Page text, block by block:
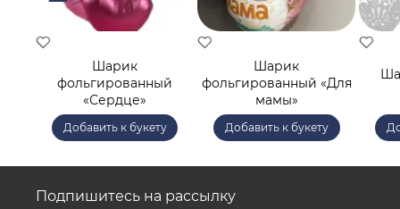
Шарик
фольгированный
«Сердце»
Добавить к букету
Шарик
фольгированный «Для
мамы»
Добавить к букету
Подпишитесь на рассылку